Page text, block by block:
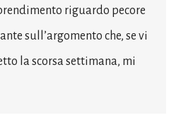
riguardo pecore
sull’argomento che, se vi
la scorsa settimana, mi